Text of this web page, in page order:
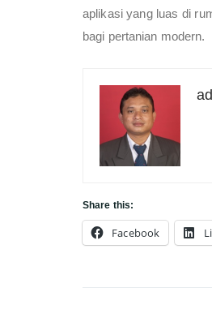
aplikasi yang luas di
bagi pertanian modern.
Share this:
Facebook